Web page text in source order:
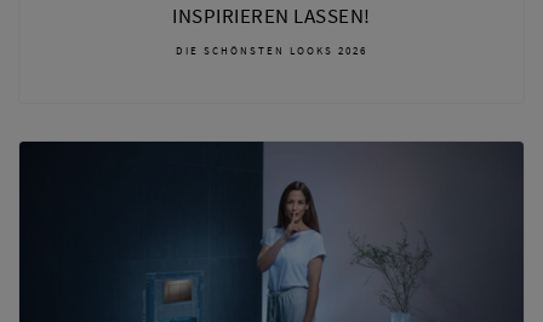
INSPIRIEREN LASSEN!
DIE SCHÖNSTEN LOOKS 2026